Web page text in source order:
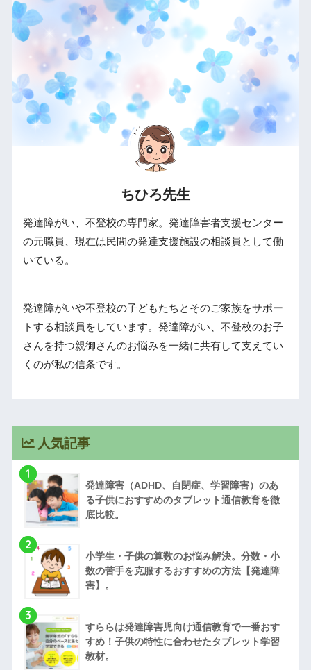
ちひろ先生
発達障がい、不登校の専門家。発達障害者支援センター
の元職員、現在は民間の発達支援施設の相談員として働
いている。
発達障がいや不登校の子どもたちとそのご家族をサポー
トする相談員をしています。発達障がい、不登校のお子
さんを持つ親御さんのお悩みを一緒に共有して支えてい
くのが私の信条です。
人気記事
1
発達障害（ADHD、自閉症、学習障害）のあ
る子供におすすめのタブレット通信教育を徹
底比較。
2
小学生・子供の算数のお悩み解決。分数・小
数の苦手を克服するおすすめの方法【発達障
害】。
3
すららは発達障害児向け通信教育で一番おす
すめ！子供の特性に合わせたタブレット学習
教材。